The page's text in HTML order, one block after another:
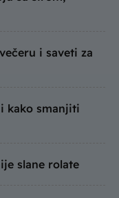
i saveti za
kako smanjiti
slane rolate